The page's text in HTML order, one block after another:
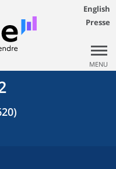
English
Presse
MENU